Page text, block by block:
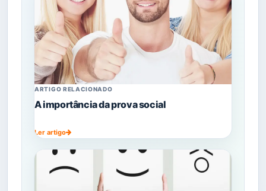
ARTIGO RELACIONADO
A importância da prova social
Ler artigo